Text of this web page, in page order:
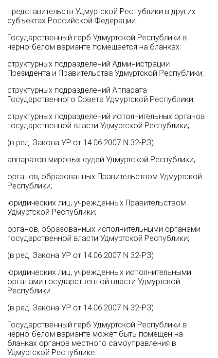
представительств Удмуртской Республики в других
субъектах Российской Федерации.
Государственный герб Удмуртской Республики в
черно-белом варианте помещается на бланках:
структурных подразделений Администрации
Президента и Правительства Удмуртской Республики;
структурных подразделений Аппарата
Государственного Совета Удмуртской Республики;
структурных подразделений исполнительных органов
государственной власти Удмуртской Республики;
(в ред. Закона УР от 14.06.2007 N 32-РЗ)
аппаратов мировых судей Удмуртской Республики;
органов, образованных Правительством Удмуртской
Республики;
юридических лиц, учрежденных Правительством
Удмуртской Республики;
органов, образованных исполнительными органами
государственной власти Удмуртской Республики;
(в ред. Закона УР от 14.06.2007 N 32-РЗ)
юридических лиц, учрежденных исполнительными
органами государственной власти Удмуртской
Республики.
(в ред. Закона УР от 14.06.2007 N 32-РЗ)
Государственный герб Удмуртской Республики в
черно-белом варианте может быть помещен на
бланках органов местного самоуправления в
Удмуртской Республике.